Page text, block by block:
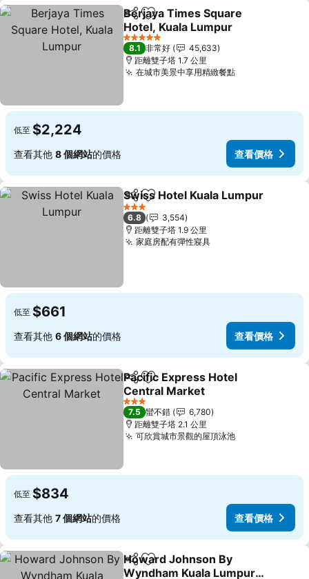
分享 加入我的最愛
Berjaya Times Square
Hotel, Kuala Lumpur
5 星級
8.1 非常好
45,633
距離雙子塔 1.7 公里
在城市美景中享用精緻餐點
低至 $2,224
查看其他 8 個網站的價格 查看價格
分享 加入我的最愛
Swiss Hotel Kuala Lumpur
3 星級
6.8
3,554
距離雙子塔 1.9 公里
家庭房配有彈性寢具
低至 $661
查看其他 6 個網站的價格 查看價格
分享 加入我的最愛
Pacific Express Hotel
Central Market
3 星級
7.5 蠻不錯
6,780
距離雙子塔 2.1 公里
可欣賞城市景觀的屋頂泳池
低至 $834
查看其他 7 個網站的價格 查看價格
分享 加入我的最愛
Howard Johnson By
Wyndham Kuala Lumpur